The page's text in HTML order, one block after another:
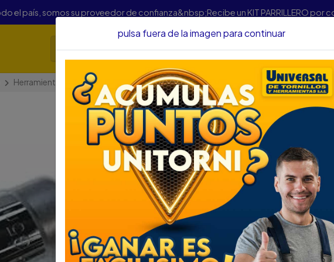
el país, somos su proveedor de confianza&nbsp;Recibe un KIT PARRILLERO
Herramientas Accesorios Para Herramientas Copas COPA FORCE 12PT.
COPA FORCE
DESCRIPCIÓN
COPA FORCE 12PT. CUAD
SKU....44154098
DESCRIPCIÓN....
ESPECIFICACIONES
Force 58975 cubo cromado
pulsa fuera de la imagen para continuar